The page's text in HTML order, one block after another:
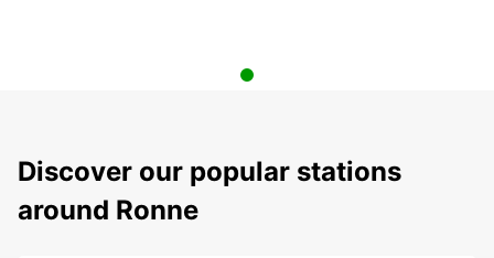
Discover our popular stations
around Ronne